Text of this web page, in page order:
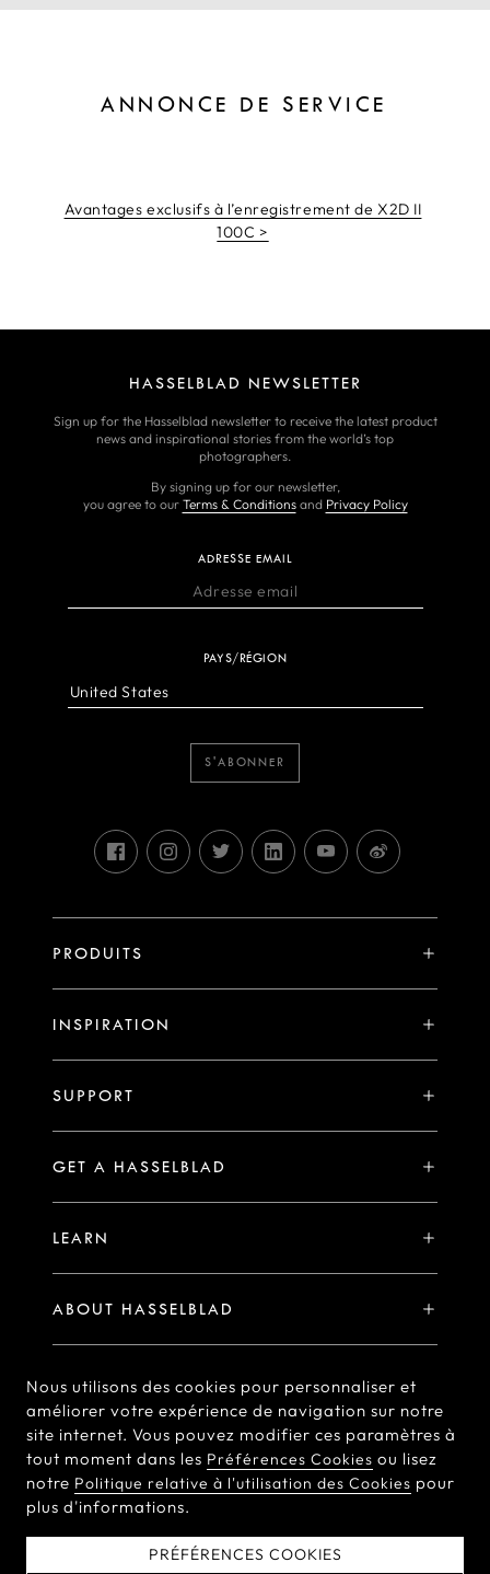
ANNONCE DE SERVICE
Avantages exclusifs à l’enregistrement de X2D II
100C >
HASSELBLAD NEWSLETTER
Sign up for the Hasselblad newsletter to receive the latest product
news and inspirational stories from the world’s top
photographers.
By signing up for our newsletter,
you agree to our Terms & Conditionsand Privacy Policy
ADRESSE EMAIL
PAYS/RÉGION
S'ABONNER
PRODUITS
SYSTÈME H
PHOCUS MOBILE
Collaborations
INSPIRATION
Hasselblad Ambassadors
Hasselblad Heroines
Hasselblad Moments
Hasselblad X You
SUPPORT
Déclaration De Garantie
GET A HASSELBLAD
Find a Dealer
LEARN
ABOUT HASSELBLAD
Hasselblad Family
Contact Us
Careers
Articles de presse
© Hasselblad2026
Terms of Use
Cookie Preferences
Nous utilisons des cookies pour personnaliser et
améliorer votre expérience de navigation sur notre
site internet. Vous pouvez modifier ces paramètres à
tout moment dans les Préférences Cookies ou lisez
notre Politique relative à l'utilisation des Cookies pour
plus d'informations.
PRÉFÉRENCES COOKIES